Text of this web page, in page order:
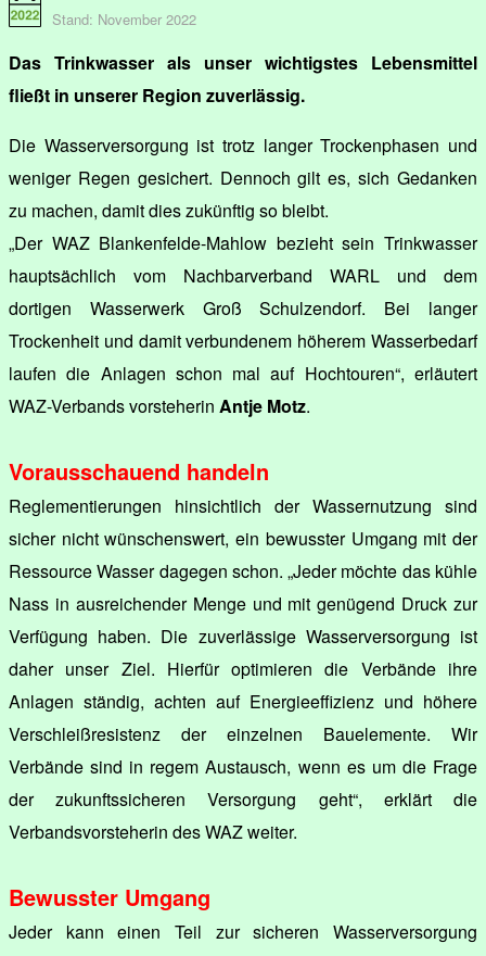
Stand: November 2022
Das Trinkwasser als unser wichtigstes Lebensmittel
fließt in unserer Region zuverlässig.
Die Wasserversorgung ist trotz langer Trockenphasen und
weniger Regen gesichert. Dennoch gilt es, sich Gedanken
zu machen, damit dies zukünftig so bleibt.
„Der WAZ Blankenfelde-Mahlow bezieht sein Trinkwasser
hauptsächlich vom Nachbarverband WARL und dem
dortigen Wasserwerk Groß Schulzendorf. Bei langer
Trockenheit und damit verbundenem höherem Wasserbedarf
laufen die Anlagen schon mal auf Hochtouren“, erläutert
WAZ-Verbands vorsteherin Antje Motz.
Vorausschauend handeln
Reglementierungen hinsichtlich der Wassernutzung sind
sicher nicht wünschenswert, ein bewusster Umgang mit der
Ressource Wasser dagegen schon. „Jeder möchte das kühle
Nass in ausreichender Menge und mit genügend Druck zur
Verfügung haben. Die zuverlässige Wasserversorgung ist
daher unser Ziel. Hierfür optimieren die Verbände ihre
Anlagen ständig, achten auf Energieeffizienz und höhere
Verschleißresistenz der einzelnen Bauelemente. Wir
Verbände sind in regem Austausch, wenn es um die Frage
der zukunftssicheren Versorgung geht“, erklärt die
Verbandsvorsteherin des WAZ weiter.
Bewusster Umgang
Jeder kann einen Teil zur sicheren Wasserversorgung